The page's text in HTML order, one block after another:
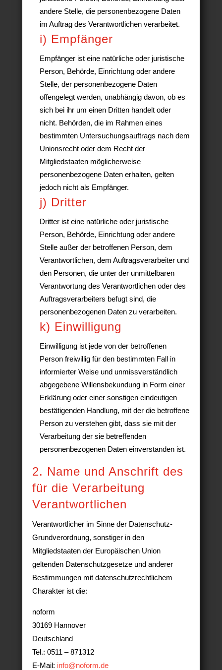
andere Stelle, die personenbezogene Daten
im Auftrag des Verantwortlichen verarbeitet.
i) Empfänger
Empfänger ist eine natürliche oder juristische
Person, Behörde, Einrichtung oder andere
Stelle, der personenbezogene Daten
offengelegt werden, unabhängig davon, ob es
sich bei ihr um einen Dritten handelt oder
nicht. Behörden, die im Rahmen eines
bestimmten Untersuchungsauftrags nach dem
Unionsrecht oder dem Recht der
Mitgliedstaaten möglicherweise
personenbezogene Daten erhalten, gelten
jedoch nicht als Empfänger.
j) Dritter
Dritter ist eine natürliche oder juristische
Person, Behörde, Einrichtung oder andere
Stelle außer der betroffenen Person, dem
Verantwortlichen, dem Auftragsverarbeiter und
den Personen, die unter der unmittelbaren
Verantwortung des Verantwortlichen oder des
Auftragsverarbeiters befugt sind, die
personenbezogenen Daten zu verarbeiten.
k) Einwilligung
Einwilligung ist jede von der betroffenen
Person freiwillig für den bestimmten Fall in
informierter Weise und unmissverständlich
abgegebene Willensbekundung in Form einer
Erklärung oder einer sonstigen eindeutigen
bestätigenden Handlung, mit der die betroffene
Person zu verstehen gibt, dass sie mit der
Verarbeitung der sie betreffenden
personenbezogenen Daten einverstanden ist.
2. Name und Anschrift des
für die Verarbeitung
Verantwortlichen
Verantwortlicher im Sinne der Datenschutz-
Grundverordnung, sonstiger in den
Mitgliedstaaten der Europäischen Union
geltenden Datenschutzgesetze und anderer
Bestimmungen mit datenschutzrechtlichem
Charakter ist die:
noform
30169 Hannover
Deutschland
Tel.: 0511 – 871312
E-Mail: info@noform.de